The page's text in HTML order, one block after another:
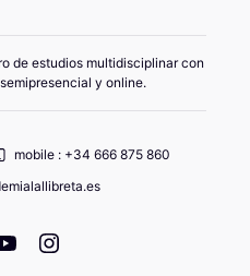
de estudios multidisciplinar con
y online.
mobile : +34 666 875 860